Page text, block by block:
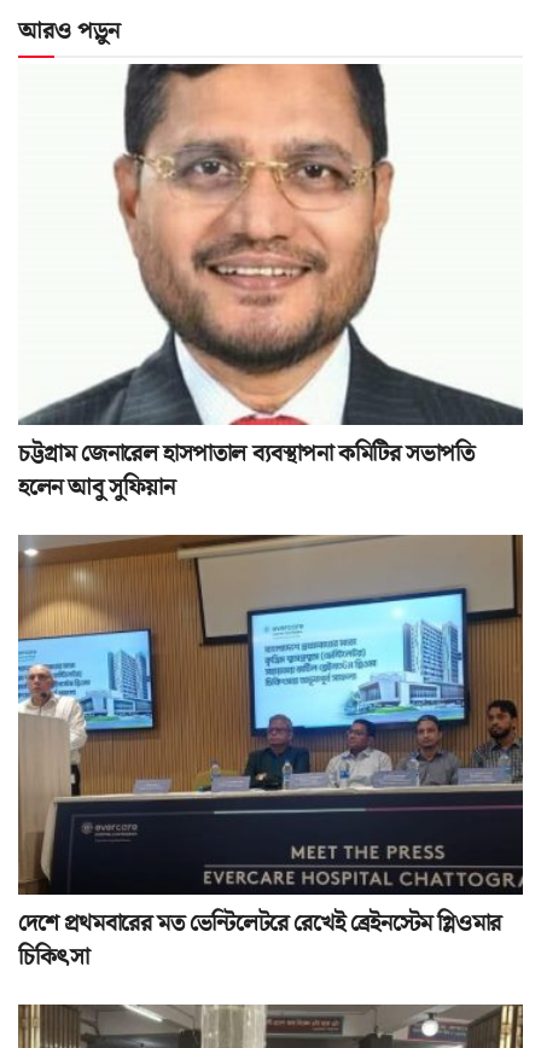
আরও পড়ুন
চট্টগ্রাম জেনারেল হাসপাতাল ব্যবস্থাপনা কমিটির সভাপতি
হলেন আবু সুফিয়ান
দেশে প্রথমবারের মত ভেন্টিলেটরে রেখেই ব্রেইনস্টেম গ্লিওমার
চিকিৎসা